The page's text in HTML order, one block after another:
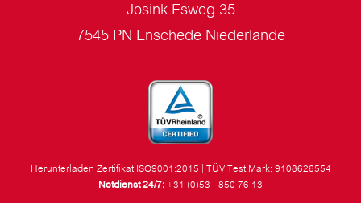
Josink Esweg 35
7545 PN Enschede Niederlande
Herunterladen Zertifikat ISO9001:2015 | TÜV Test Mark: 9108626554
Notdienst 24/7: +31 (0)53 - 850 76 13